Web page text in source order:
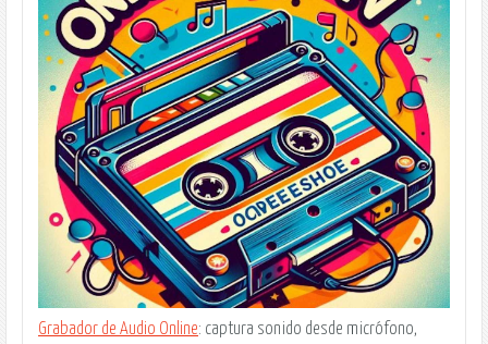
Grabador de Audio Online: captura sonido desde micrófono,